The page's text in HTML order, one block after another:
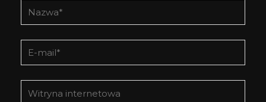
Nazwa*
E-
mail*
Witryna